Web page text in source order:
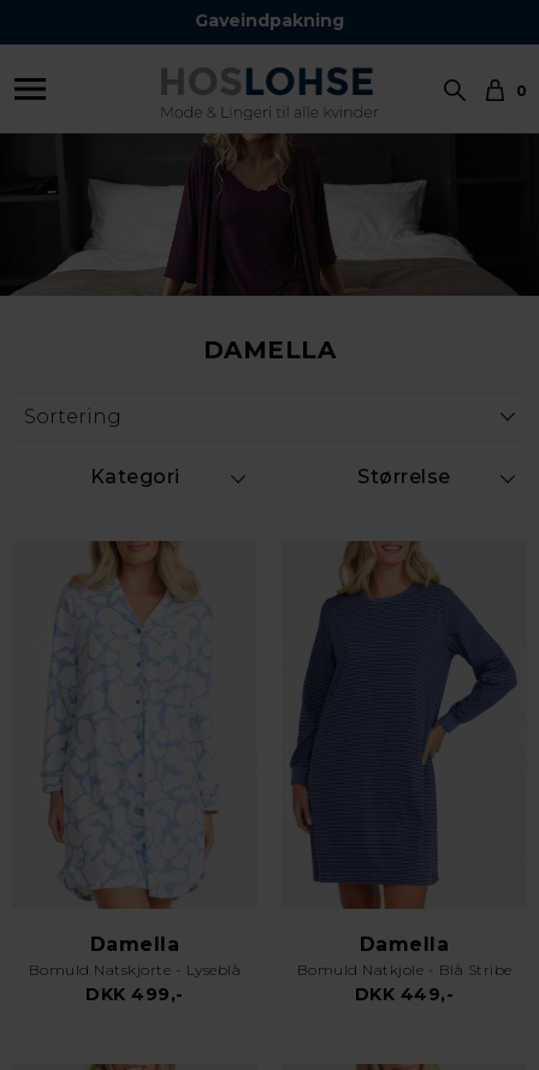
Gaveindpakning
Hurtig Levering 1-2 hverdage
0
DAMELLA
Kategori Størrelse
Damella
Bomuld Natskjorte - Lyseblå
DKK 499,-
Damella
Bomuld Natkjole - Blå Stribe
DKK 449,-